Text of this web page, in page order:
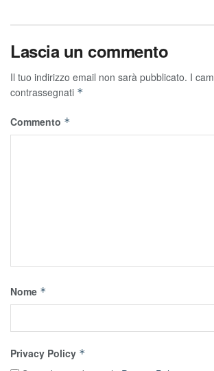
Lascia un commento
Il tuo indirizzo email non sarà pubblicato. I
contrassegnati *
Commento *
Nome *
Privacy Policy *